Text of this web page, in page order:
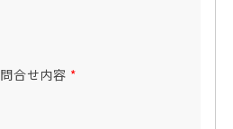
問合せ内容 *